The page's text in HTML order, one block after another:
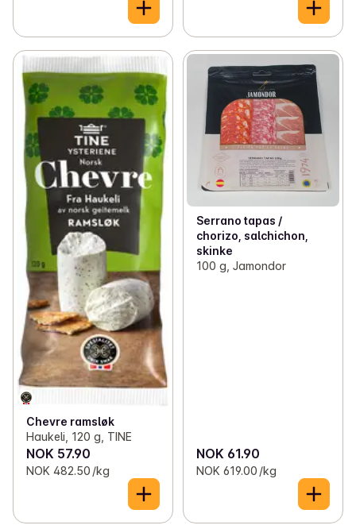
Chevre ramsløk
Haukeli, 120 g, TINE
NOK 57.90
NOK 482.50 /kg
Serrano tapas /
chorizo, salchichon,
skinke
100 g, Jamondor
NOK 61.90
NOK 619.00 /kg